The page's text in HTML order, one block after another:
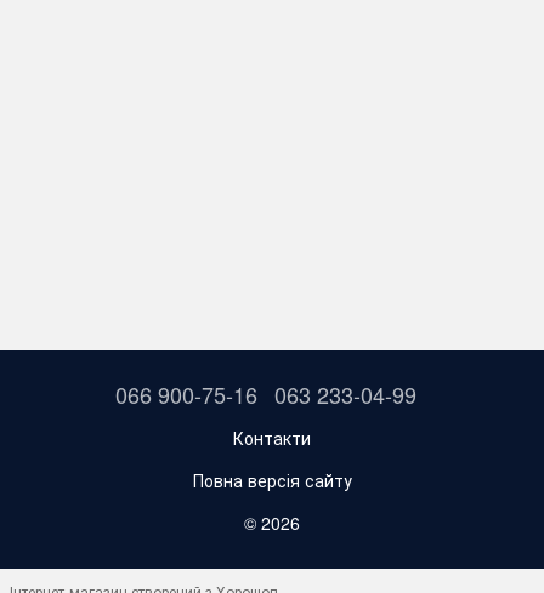
066 900-75-16 063 233-04-99
Контакти
Повна версія сайту
© 2026